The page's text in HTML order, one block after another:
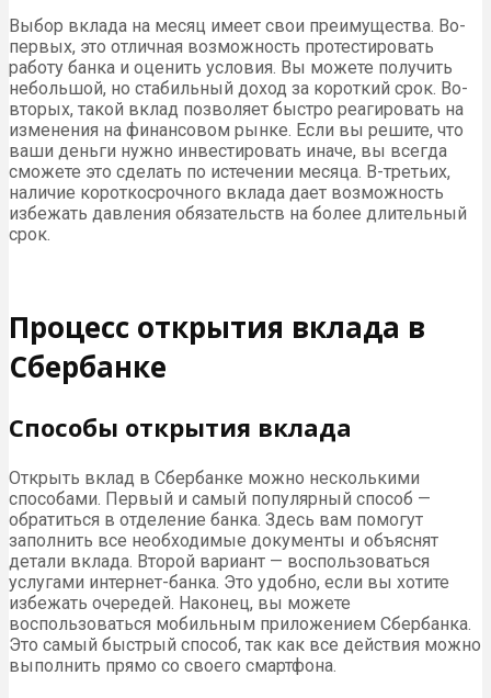
Выбор вклада на месяц имеет свои преимущества. Во-
первых, это отличная возможность протестировать
работу банка и оценить условия. Вы можете получить
небольшой, но стабильный доход за короткий срок. Во-
вторых, такой вклад позволяет быстро реагировать на
изменения на финансовом рынке. Если вы решите, что
ваши деньги нужно инвестировать иначе, вы всегда
сможете это сделать по истечении месяца. В-третьих,
наличие короткосрочного вклада дает возможность
избежать давления обязательств на более длительный
срок.
Процесс открытия вклада в
Сбербанке
Способы открытия вклада
Открыть вклад в Сбербанке можно несколькими
способами. Первый и самый популярный способ —
обратиться в отделение банка. Здесь вам помогут
заполнить все необходимые документы и объяснят
детали вклада. Второй вариант — воспользоваться
услугами интернет-банка. Это удобно, если вы хотите
избежать очередей. Наконец, вы можете
воспользоваться мобильным приложением Сбербанка.
Это самый быстрый способ, так как все действия можно
выполнить прямо со своего смартфона.